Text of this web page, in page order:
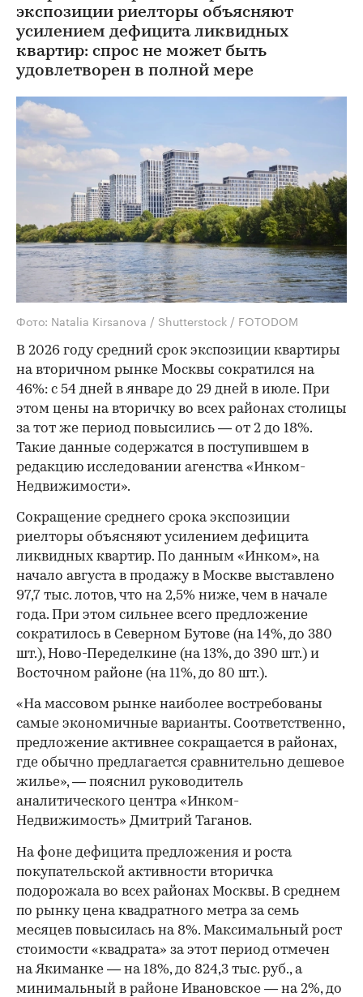
экспозиции риелторы объясняют
усилением дефицита ликвидных
квартир: спрос не может быть
удовлетворен в полной мере
Фото: Natalia Kirsanova / Shutterstock / FOTODOM
В 2026 году средний срок экспозиции квартиры
на вторичном рынке Москвы сократился на
46%: с 54 дней в январе до 29 дней в июле. При
этом цены на вторичку во всех районах столицы
за тот же период повысились — от 2 до 18%.
Такие данные содержатся в поступившем в
редакцию исследовании агенства «Инком-
Недвижимости».
Сокращение среднего срока экспозиции
риелторы объясняют усилением дефицита
ликвидных квартир. По данным «Инком», на
начало августа в продажу в Москве выставлено
97,7 тыс. лотов, что на 2,5% ниже, чем в начале
года. При этом сильнее всего предложение
сократилось в Северном Бутове (на 14%, до 380
шт.), Ново-Переделкине (на 13%, до 390 шт.) и
Восточном районе (на 11%, до 80 шт.).
«На массовом рынке наиболее востребованы
самые экономичные варианты. Соответственно,
предложение активнее сокращается в районах,
где обычно предлагается сравнительно дешевое
жилье», — пояснил руководитель
аналитического центра «Инком-
Недвижимость» Дмитрий Таганов.
На фоне дефицита предложения и роста
покупательской активности вторичка
подорожала во всех районах Москвы. В среднем
по рынку цена квадратного метра за семь
месяцев повысилась на 8%. Максимальный рост
стоимости «квадрата» за этот период отмечен
на Якиманке — на 18%, до 824,3 тыс. руб., а
минимальный в районе Ивановское — на 2%, до